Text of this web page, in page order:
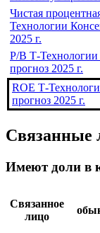
Чистая
Технологии
2025 г.
P/B Т-Технологии
прогноз 2025 г.
ROE Т-
прогноз 2025 г.
Связанные
Имеют доли в
Связанное
лицо